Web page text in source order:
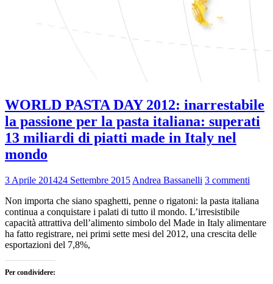
WORLD PASTA DAY 2012: inarrestabile
la passione per la pasta italiana: superati
13 miliardi di piatti made in Italy nel
mondo
3 Aprile 201424 Settembre 2015 Andrea Bassanelli 3 commenti
Non importa che siano spaghetti, penne o rigatoni: la pasta italiana
continua a conquistare i palati di tutto il mondo. L’irresistibile
capacità attrattiva dell’alimento simbolo del Made in Italy alimentare
ha fatto registrare, nei primi sette mesi del 2012, una crescita delle
esportazioni del 7,8%,
Per condividere: